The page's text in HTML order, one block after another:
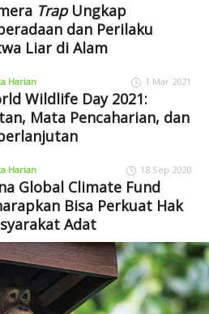
TrapUngkap
dan Perilaku
Liar di Alam
Harian 1 Mar 2021
Wildlife Day 2021:
Mata Pencaharian, dan
Harian 18 Sep 2020
Global Climate Fund
Bisa Perkuat Hak
Adat